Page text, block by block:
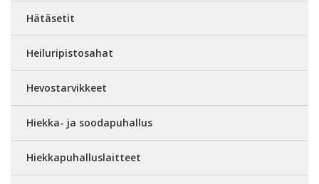
Hätäsetit
Heiluripistosahat
Hevostarvikkeet
Hiekka- ja soodapuhallus
Hiekkapuhalluslaitteet